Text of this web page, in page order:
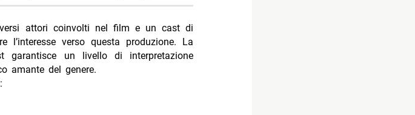
attori coinvolti nel film e un cast di
l’interesse verso questa produzione. La
un livello di interpretazione
amante del genere.